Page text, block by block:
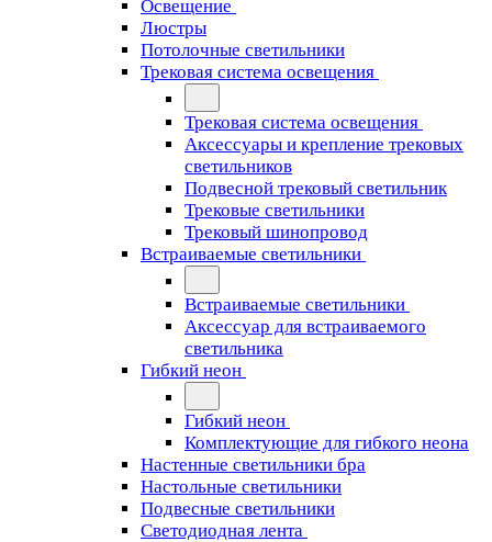
Освещение
Люстры
Потолочные светильники
Трековая система освещения
Трековая система освещения
Аксессуары и крепление трековых
светильников
Подвесной трековый светильник
Трековые светильники
Трековый шинопровод
Встраиваемые светильники
Встраиваемые светильники
Аксессуар для встраиваемого
светильника
Гибкий неон
Гибкий неон
Комплектующие для гибкого неона
Настенные светильники бра
Настольные светильники
Подвесные светильники
Светодиодная лента